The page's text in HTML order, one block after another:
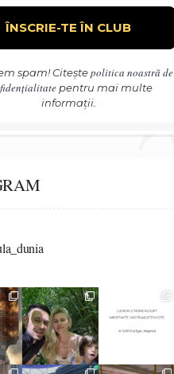
spam! Citeștepolitica noastră de
pentru mai multe
informații.